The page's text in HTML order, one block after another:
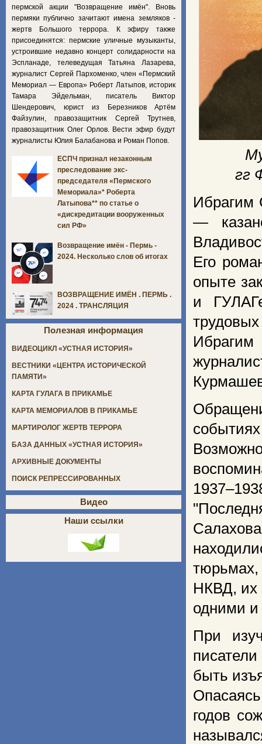
гг
Ибрагим
—
Его
опыте
и
НКВД, их
одними
При
быть
годов
пермской акции "Возвращение имён". Вновь
пермяки публично зачитают имена земляков -
жертв Большого террора. К эфиру также
присоединятся: пермские уличные музыканты,
устроившие недавно концерт солидарности на
Эспланаде, телеведущая Татьяна Лазарева,
журналист Сергей Пархоменко, член «Пермский
Мемориал — Европа» Роберт Латыпов, историк
Тамара Эйдельман, писатель Виктор
Шендерович, юрист из Березников Артём
Файзулин, правозащитник Сергей Трутнев,
правозащитник Олег Орлов. Вести эфир будут
журналисты Юлия Балабанова и Роман Попов.
ЕСПЧ признал незаконным
преследование экс-
председателя «Пермского
Мемориала»* Роберта
Латыпова** по статье о
«дискредитации вооруженных
сил РФ»
Возвращение имён - Пермь -
2024. Несколько слов об итогах
ВОЗВРАЩЕНИЕ ИМЁН . ПЕРМЬ .
2024 . ТРАНСЛЯЦИЯ
Полезная информация
ВИДЕОЦИКЛ «УСТНАЯ ИСТОРИЯ»
ВЕСТНИКИ «ЦЕНТРА ИСТОРИЧЕСКОЙ
ПАМЯТИ»
КАРТА ГУЛАГА В ПРИКАМЬЕ
КАРТА МЕМОРИАЛОВ В ПРИКАМЬЕ
МАРТИРОЛОГ ЖЕРТВ ТЕРРОРА
БАЗА ДАННЫХ «УСТНАЯ ИСТОРИЯ»
АРХИВНЫЕ ДОКУМЕНТЫ
ПОИСК РЕПРЕССИРОВАННЫХ
Видео
Наши ссылки